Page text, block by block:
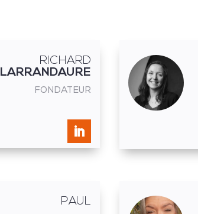
RICHARD
LARRANDAURE
FONDATEUR
PAUL